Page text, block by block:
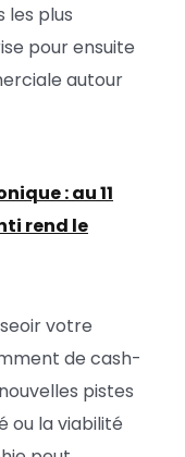
les plus
pour ensuite
autour
: au 11
rend le
votre
de cash-
pistes
ou la viabilité